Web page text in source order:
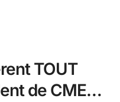
TOUT
de CMEM